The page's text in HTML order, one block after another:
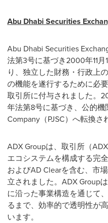
Abu Dhabi Securities
Abu Dhabi Securities
法第3号に基づき2000年11
り、独立した財務・行政上
の機能を遂行するために必
取引所に付与されました。
年法第8号に基づき、公的
Company（PJSC）へ転換さ
ADX Groupは、取引所（
エコシステムを構成する完
およびAD Clearを含む、市
立されました。ADX Group
に沿った事業構造を通じて
るまで、効率的で透明性が
います。